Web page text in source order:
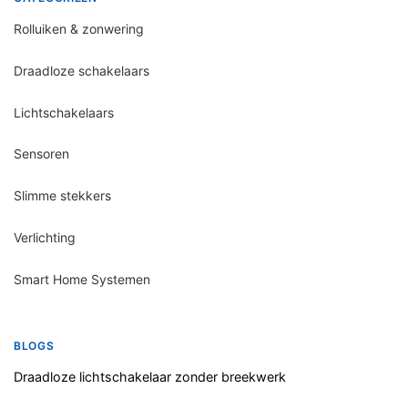
Rolluiken & zonwering
Draadloze schakelaars
Lichtschakelaars
Sensoren
Slimme stekkers
Verlichting
Smart Home Systemen
BLOGS
Draadloze lichtschakelaar zonder breekwerk